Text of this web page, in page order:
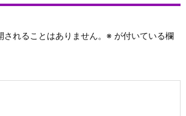
れることはありません。 ※ が付いている欄